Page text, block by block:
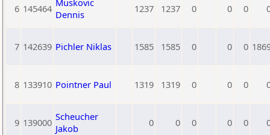
6 145464 Muskovic
Dennis
1237 1237 0 0 0
7 142639 Pichler Niklas 1585 1585 0 0 0
8 133910 Pointner Paul 1319 1319 0 0 0
9 139000 Scheucher
Jakob
0 0 0 0 0